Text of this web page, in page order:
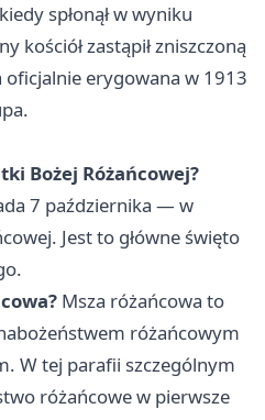
spłonął w wyniku
kościół zastąpił zniszczoną
oficjalnie erygowana w 1913
Bożej Różańcowej?
7 października — w
Jest to główne święto
Msza różańcowa to
różańcowym
W tej parafii szczególnym
różańcowe w pierwsze